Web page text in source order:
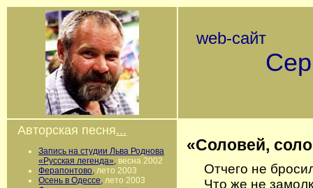
web-сайт
Авторская песня...
Запись на студии Льва Роднова
«Русская легенда», весна 2002
Ферапонтово, лето 2003
Осень в Одессе, лето 2003
«Соловей,
Отчего не
Что же не